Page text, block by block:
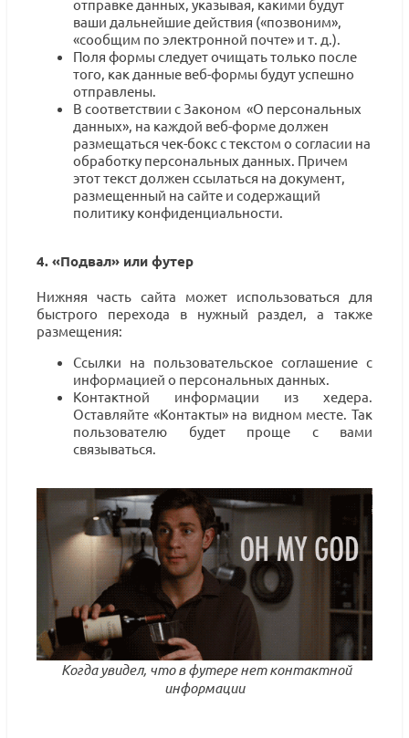
отправке данных, указывая, какими будут
ваши дальнейшие действия («позвоним»,
«сообщим по электронной почте» и т. д.).
Поля формы следует очищать только после
того, как данные веб-формы будут успешно
отправлены.
В соответствии с Законом «О персональных
данных», на каждой веб-форме должен
размещаться чек-бокс с текстом о согласии на
обработку персональных данных. Причем
этот текст должен ссылаться на документ,
размещенный на сайте и содержащий
политику конфиденциальности.
4. «Подвал» или футер
Нижняя часть сайта может использоваться для
быстрого перехода в нужный раздел, а также
размещения:
Ссылки на пользовательское соглашение с
информацией о персональных данных.
Контактной информации из хедера.
Оставляйте «Контакты» на видном месте. Так
пользователю будет проще с вами
связываться.
Когда увидел, что в футере нет контактной
информации